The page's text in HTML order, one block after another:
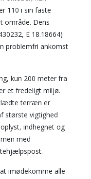
110 i sin faste
område. Dens
E 18.18664)
problemfri ankomst
kun 200 meter fra
et fredeligt miljø.
terræn er
største vigtighed
indhegnet og
med
imødekomme alle